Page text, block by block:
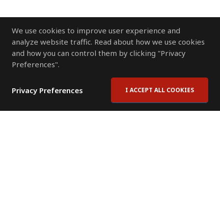
We use cookies to improve user experience and
analyze website traffic. Read about how we use cookies
and how you can control them by clicking "Privacy
Preferences".
Privacy Preferences I ACCEPT ALL COOKIES